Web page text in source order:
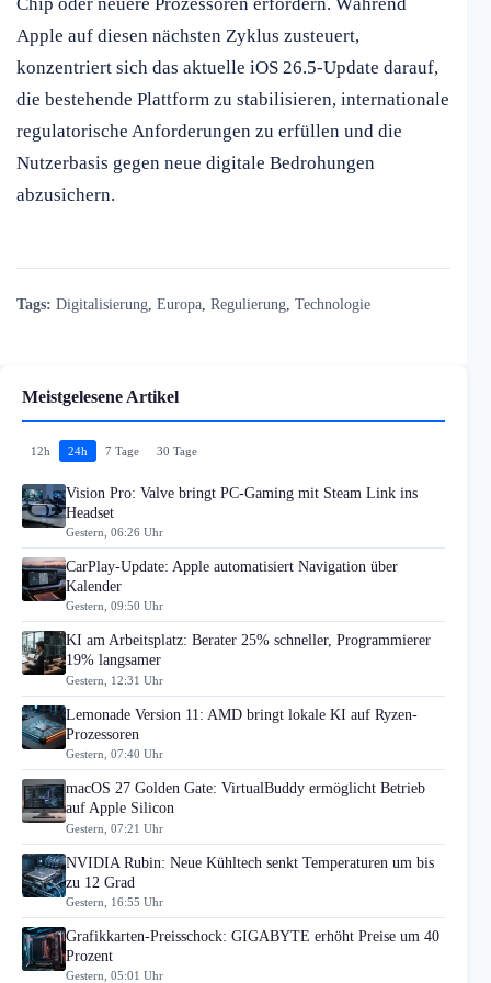
Apple auf diesen nächsten Zyklus zusteuert,
konzentriert sich das aktuelle iOS 26.5-Update darauf,
die bestehende Plattform zu stabilisieren, internationale
regulatorische Anforderungen zu erfüllen und die
Nutzerbasis gegen neue digitale Bedrohungen
abzusichern.
Tags: Digitalisierung Europa Regulierung Technologie
Meistgelesene Artikel
12h 24h 7 Tage 30 Tage
Vision Pro: Valve bringt PC-Gaming mit Steam Link ins
Headset
Gestern, 06:26 Uhr
CarPlay-Update: Apple automatisiert Navigation über
Kalender
Gestern, 09:50 Uhr
KI am Arbeitsplatz: Berater 25% schneller, Programmierer
19% langsamer
Gestern, 12:31 Uhr
Lemonade Version 11: AMD bringt lokale KI auf Ryzen-
Prozessoren
Gestern, 07:40 Uhr
macOS 27 Golden Gate: VirtualBuddy ermöglicht Betrieb
auf Apple Silicon
Gestern, 07:21 Uhr
NVIDIA Rubin: Neue Kühltech senkt Temperaturen um bis
zu 12 Grad
Gestern, 16:55 Uhr
Grafikkarten-Preisschock: GIGABYTE erhöht Preise um 40
Prozent
Gestern, 05:01 Uhr